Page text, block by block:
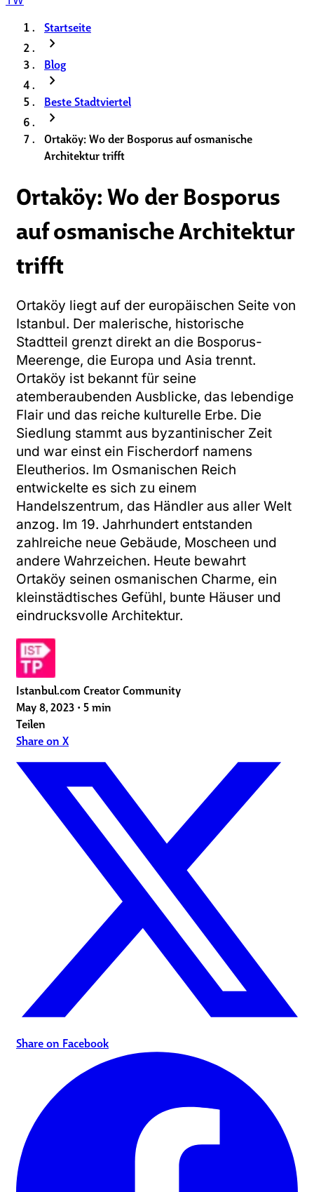
Startseite
chevron_right
Blog
chevron_right
Beste Stadtviertel
chevron_right
Ortaköy: Wo der Bosporus auf osmanische
Architektur trifft
Ortaköy: Wo der Bosporus
auf osmanische Architektur
trifft
Ortaköy liegt auf der europäischen Seite von
Istanbul. Der malerische, historische
Stadtteil grenzt direkt an die Bosporus-
Meerenge, die Europa und Asia trennt.
Ortaköy ist bekannt für seine
atemberaubenden Ausblicke, das lebendige
Flair und das reiche kulturelle Erbe. Die
Siedlung stammt aus byzantinischer Zeit
und war einst ein Fischerdorf namens
Eleutherios. Im Osmanischen Reich
entwickelte es sich zu einem
Handelszentrum, das Händler aus aller Welt
anzog. Im 19. Jahrhundert entstanden
zahlreiche neue Gebäude, Moscheen und
andere Wahrzeichen. Heute bewahrt
Ortaköy seinen osmanischen Charme, ein
kleinstädtisches Gefühl, bunte Häuser und
eindrucksvolle Architektur.
Istanbul.com Creator Community
May 8, 2023 • 5 min
Teilen
Share on X
Share on Facebook